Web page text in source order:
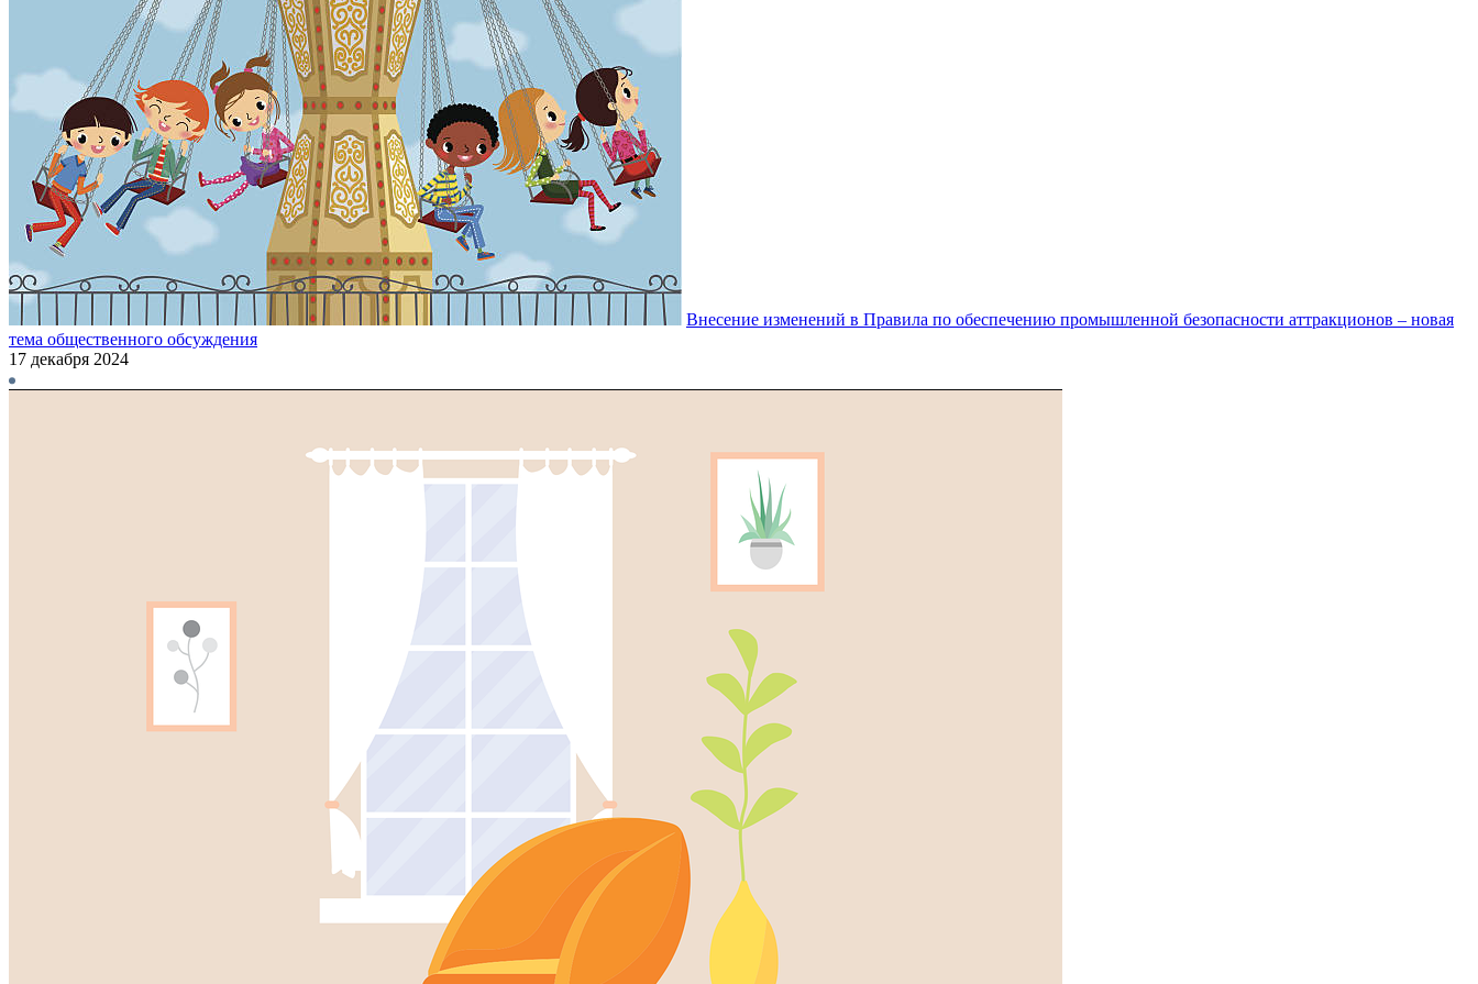
Внесение изменений в Правила по обеспечению промышленной безопасности аттракционов – новая
тема общественного обсуждения
17 декабря 2024